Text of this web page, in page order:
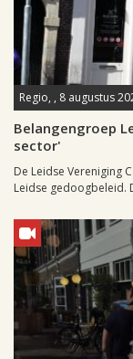
Regio, , 8 augustus
Belangengroep
sector'
De Leidse Vereniging
Leidse gedoogbeleid.